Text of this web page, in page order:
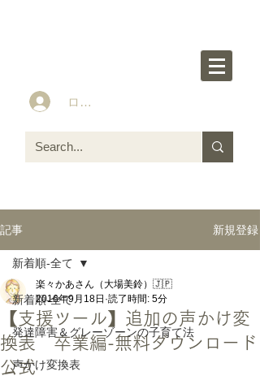
ログイン
記事 新規登録
新着順-全て
発達障害＆グレーゾーンの子育て法
声かけ変換表
新着順-全て
【支援ツール】追加の声かけ変
換表 卒業編-無料ダウンロード
公式
楽々かあさん（大場美鈴）🇯🇵
2016年9月18日 読了時間: 5分